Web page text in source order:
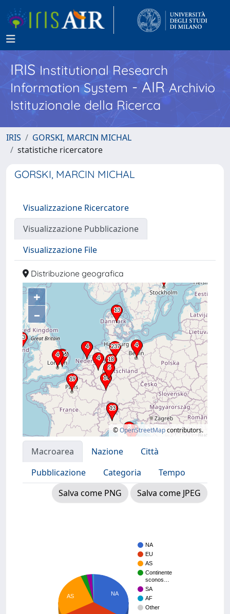
IRISInstitutional Research
Information System - AIR Archivio
Istituzionale della Ricerca
IRIS
GORSKI, MARCIN MICHAL
statistiche ricercatore
GORSKI, MARCIN MICHAL
Visualizzazione Ricercatore
Visualizzazione Pubblicazione
Visualizzazione File
Distribuzione geografica
+
–
©OpenStreetMapcontributors.
Macroarea Nazione
Città
Pubblicazione
Categoria
Tempo
Salva come PNG
Salva come JPEG
NA
EU
AS
Continente
sconos…
SA
AF
Other
NA
AS